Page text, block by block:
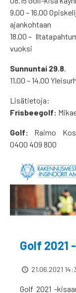
9.00 – 16.00
ajankohtaan
18.00 –
vuoksi
Sunnuntai 29.8.
11.00 – 14.00
Lisätietoja:
Frisbeegolf:
Golf: Raimo
0400 409 800